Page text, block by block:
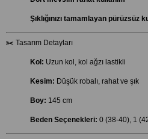
Şıklığınızı tamamlayan pürüzsüz
✂️ Tasarım Detayları
Kol: Uzun kol, kol ağzı lastikli
Kesim: Düşük robalı, rahat ve şık
Boy: 145 cm
Beden Seçenekleri: 0 (38-40), 1